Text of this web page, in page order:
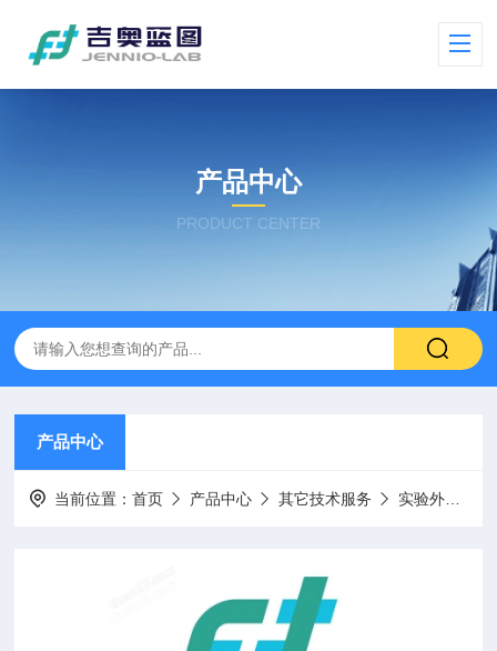
产品中心
PRODUCT CENTER
产品中心
当前位置：首页 产品中心 其它技术服务 实验外包